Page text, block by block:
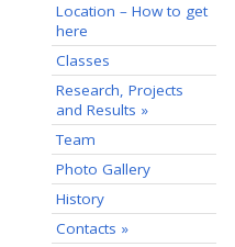
Location – How to get
here
Classes
Research, Projects
and Results »
Team
Photo Gallery
History
Contacts »